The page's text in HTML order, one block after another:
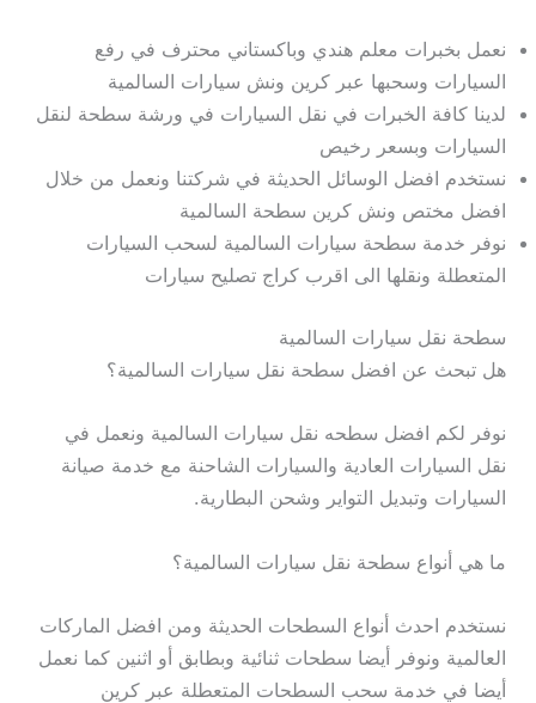
نعمل بخبرات معلم هندي وباكستاني محترف في رفع
السيارات وسحبها عبر كرين ونش سيارات السالمية
لدينا كافة الخبرات في نقل السيارات في ورشة سطحة لنقل
السيارات وبسعر رخيص
نستخدم افضل الوسائل الحديثة في شركتنا ونعمل من خلال
افضل مختص ونش كرين سطحة السالمية
نوفر خدمة سطحة سيارات السالمية لسحب السيارات
المتعطلة ونقلها الى اقرب كراج تصليح سيارات
سطحة نقل سيارات السالمية
هل تبحث عن افضل سطحة نقل سيارات السالمية؟
نوفر لكم افضل سطحه نقل سيارات السالمية ونعمل في
نقل السيارات العادية والسيارات الشاحنة مع خدمة صيانة
السيارات وتبديل التواير وشحن البطارية.
ما هي أنواع سطحة نقل سيارات السالمية؟
نستخدم احدث أنواع السطحات الحديثة ومن افضل الماركات
العالمية ونوفر أيضا سطحات ثنائية وبطابق أو اثنين كما نعمل
أيضا في خدمة سحب السطحات المتعطلة عبر كرين